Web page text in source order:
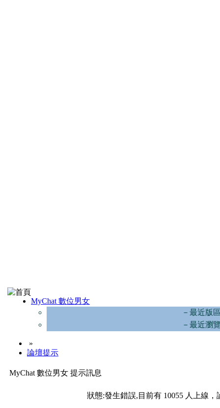
MyChat 數位男女
－最近版
－最近瀏
»
論壇提示
MyChat 數位男女 提示訊息
狀態:發生錯誤,目前有 10055 人上線